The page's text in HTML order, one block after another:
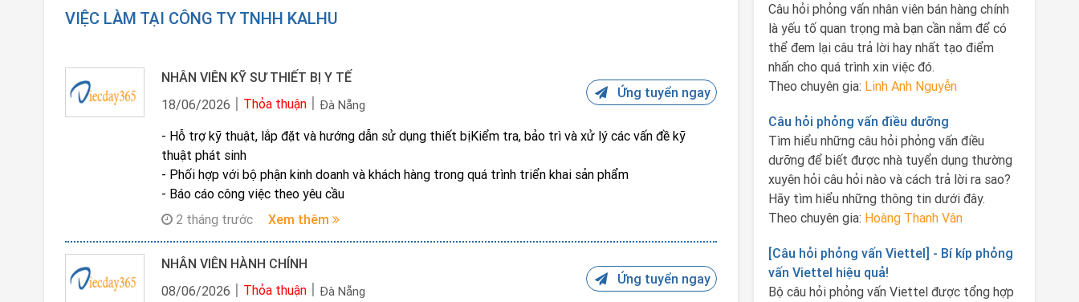
VIỆC LÀM TẠI CÔNG TY TNHH KALHU
NHÂN VIÊN KỸ SƯ THIẾT BỊ Y TẾ
18/06/2026
Thỏa thuận Đà Nẵng
Ứng tuyển ngay
- Hỗ trợ kỹ thuật, lắp đặt và hướng dẫn sử dụng thiết bịKiểm tra, bảo trì và xử lý các vấn đề kỹ
thuật phát sinh
- Phối hợp với bộ phận kinh doanh và khách hàng trong quá trình triển khai sản phẩm
- Báo cáo công việc theo yêu cầu
2 tháng trước
Xem thêm
NHÂN VIÊN HÀNH CHÍNH
08/06/2026
Thỏa thuận Đà Nẵng
Ứng tuyển ngay
Câu hỏi phỏng vấn nhân viên bán hàng chính
là yếu tố quan trọng mà bạn cần nắm để có
thể đem lại câu trả lời hay nhất tạo điểm
nhấn cho quá trình xin việc đó.
Theo chuyên gia: Linh Anh Nguyễn
Câu hỏi phỏng vấn điều dưỡng
Tìm hiểu những câu hỏi phỏng vấn điều
dưỡng để biết được nhà tuyển dụng thường
xuyên hỏi câu hỏi nào và cách trả lời ra sao?
Hãy tìm hiểu những thông tin dưới đây.
Theo chuyên gia: Hoàng Thanh Vân
[Câu hỏi phỏng vấn Viettel] - Bí kíp phỏng
vấn Viettel hiệu quả!
Bộ câu hỏi phỏng vấn Viettel được tổng hợp